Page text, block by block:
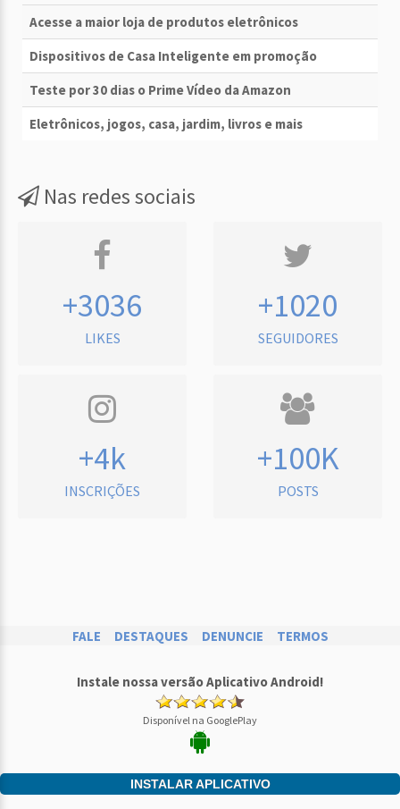
Acesse a maior loja de produtos eletrônicos
Dispositivos de Casa Inteligente em promoção
Teste por 30 dias o Prime Vídeo da Amazon
Eletrônicos, jogos, casa, jardim, livros e mais
Nas redes sociais
+3036
LIKES
+1020
SEGUIDORES
+4k
INSCRIÇÕES
+100K
POSTS
FALE DESTAQUES DENUNCIE TERMOS
Instale nossa versão Aplicativo Android!
Disponível na GooglePlay
INSTALAR APLICATIVO